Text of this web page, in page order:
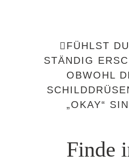
🫩FÜHLST
STÄNDIG
OBWOHL
„OKAY“
Finde